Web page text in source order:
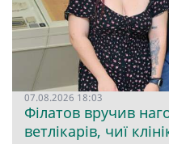
07.08.2026 18:03
Філатов вручив
ветлікарів, чиї